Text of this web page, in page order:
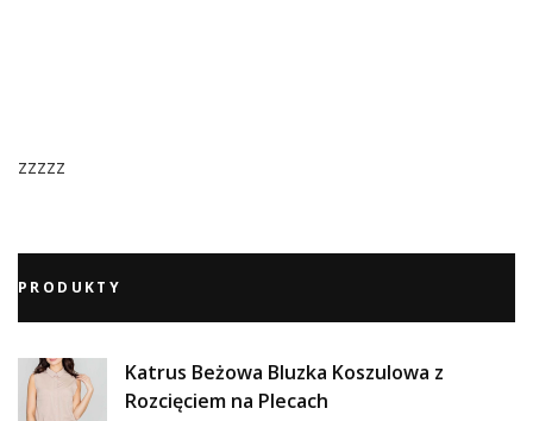
zzzzz
PRODUKTY
Katrus Beżowa Bluzka Koszulowa z
Rozcięciem na Plecach